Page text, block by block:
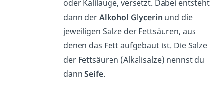
oder Kalilauge, versetzt. Dabei entsteht
dann derAlkohol Glycerin und die
jeweiligen Salze der Fettsäuren, aus
denen das Fett aufgebaut ist. Die Salze
der Fettsäuren (Alkalisalze) nennst du
dannSeife.